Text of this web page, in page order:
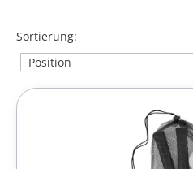
Sortierung: